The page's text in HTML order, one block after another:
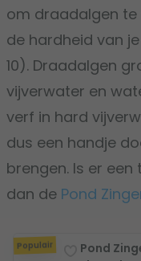
om draadalgen te
de hardheid van
10). Draadalgen
vijverwater en
verf in hard
dus een handje
brengen. Is er
dan de Pond
Populair
Pond